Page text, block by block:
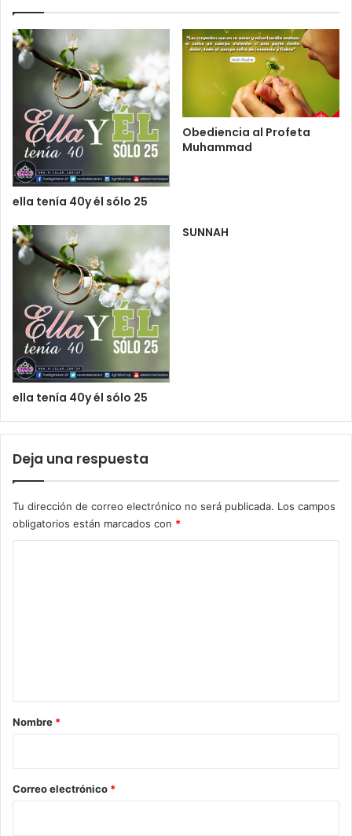
ella tenía 40y él sólo 25
Obediencia al Profeta
Muhammad
ella tenía 40y él sólo 25
SUNNAH
Deja una respuesta
Tu dirección de correo electrónico no será publicada. Los campos
obligatorios están marcados con *
r
*
Nombre *
Correo electrónico *